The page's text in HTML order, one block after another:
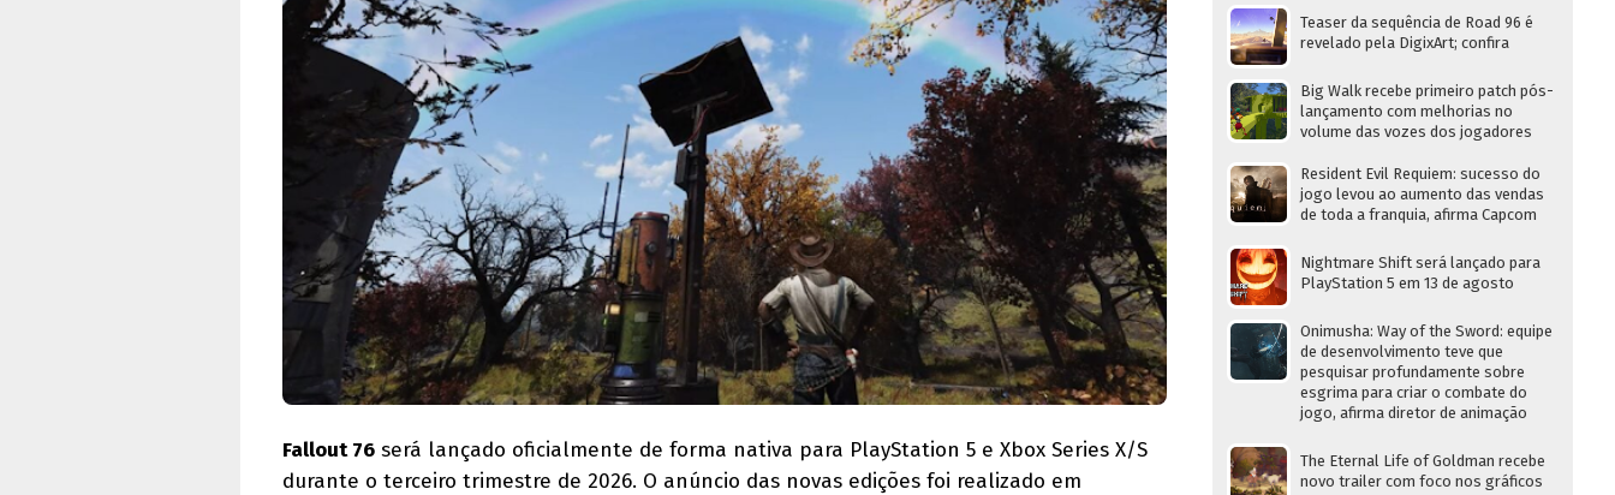
Fallout 76 será lançado oficialmente de forma nativa para PlayStation 5 e Xbox Series X/S
durante o terceiro trimestre de 2026. O anúncio das novas edições foi realizado em
Teaser da sequência de Road 96 é
revelado pela DigixArt; confira
Big Walk recebe primeiro patch pós-
lançamento com melhorias no
volume das vozes dos jogadores
Resident Evil Requiem: sucesso do
jogo levou ao aumento das vendas
de toda a franquia, afirma Capcom
Nightmare Shift será lançado para
PlayStation 5 em 13 de agosto
Onimusha: Way of the Sword: equipe
de desenvolvimento teve que
pesquisar profundamente sobre
esgrima para criar o combate do
jogo, afirma diretor de animação
The Eternal Life of Goldman recebe
novo trailer com foco nos gráficos